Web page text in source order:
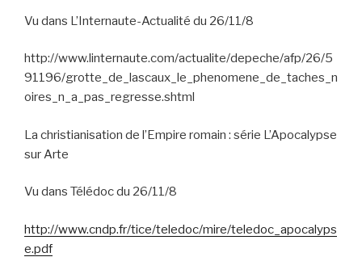
Vu dans L’Internaute-Actualité du 26/11/8
http://www.linternaute.com/actualite/depeche/afp/26/5
91196/grotte_de_lascaux_le_phenomene_de_taches_n
oires_n_a_pas_regresse.shtml
La christianisation de l’Empire romain : série L’Apocalypse
sur Arte
Vu dans Télédoc du 26/11/8
http://www.cndp.fr/tice/teledoc/mire/teledoc_apocalyps
e.pdf